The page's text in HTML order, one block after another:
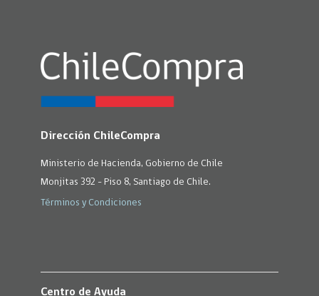
Dirección ChileCompra
Ministerio de Hacienda, Gobierno de Chile
Monjitas 392 - Piso 8, Santiago de Chile.
Términos y Condiciones
Centro de Ayuda